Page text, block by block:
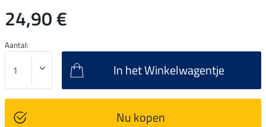
24,90 €
Aantal:
In het Winkelwagentje
Nu kopen